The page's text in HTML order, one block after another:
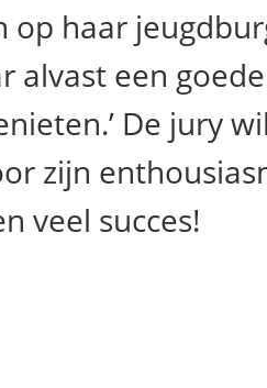
op haar
alvast een
De jury
zijn
veel succes!